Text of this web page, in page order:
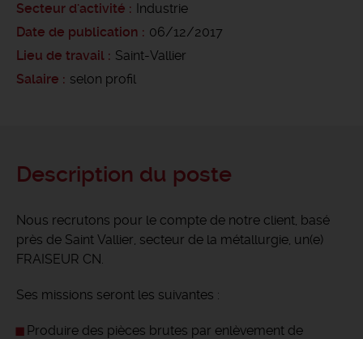
Secteur d'activité
Industrie
Date de publication
06/12/2017
Lieu de travail
Saint-Vallier
Salaire
selon profil
Description du poste
Nous recrutons pour le compte de notre client, basé
près de Saint Vallier, secteur de la métallurgie, un(e)
FRAISEUR CN.
Ses missions seront les suivantes :
Produire des pièces brutes par enlèvement de